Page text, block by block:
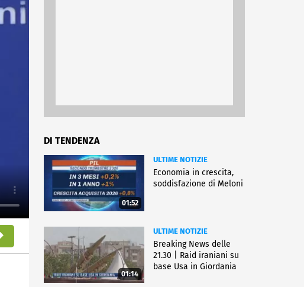
DI TENDENZA
01:52
ULTIME NOTIZIE
Economia in crescita,
soddisfazione di Meloni
01:14
ULTIME NOTIZIE
Breaking News delle
21.30 | Raid iraniani su
base Usa in Giordania